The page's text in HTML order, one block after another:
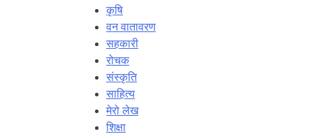
कृषि
वन वातावरण
सहकारी
रोचक
संस्कृति
साहित्य
मेरो लेख
शिक्षा